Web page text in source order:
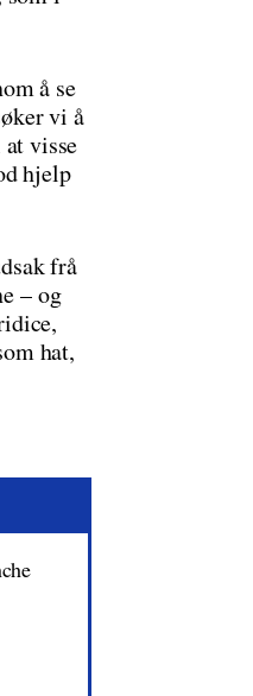
å se
vi å
visse
hjelp
frå
– og
hat,